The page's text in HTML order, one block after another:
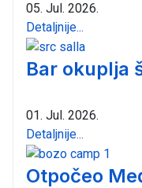
05. Jul. 2026.
Detaljnije...
Bar okuplja
01. Jul. 2026.
Detaljnije...
Otpočeo